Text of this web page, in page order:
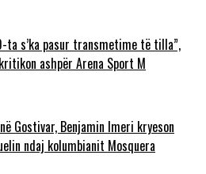
ta s’ka pasur transmetime të tilla”,
ashpër Arena Sport M
Gostivar, Benjamin Imeri kryeson
ndaj kolumbianit Mosquera